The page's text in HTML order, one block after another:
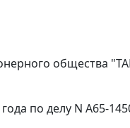
общества
по делу N А65-